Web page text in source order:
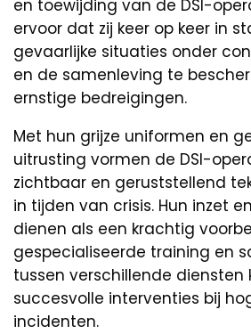
en toewijding van de DSI-
ervoor dat zij keer op keer in
gevaarlijke situaties onder
en de samenleving te
ernstige bedreigingen.
Met hun grijze uniformen en
uitrusting vormen de DSI-
zichtbaar en geruststellend
in tijden van crisis. Hun inzet
dienen als een krachtig
gespecialiseerde training en
tussen verschillende diensten
succesvolle interventies bij
incidenten.